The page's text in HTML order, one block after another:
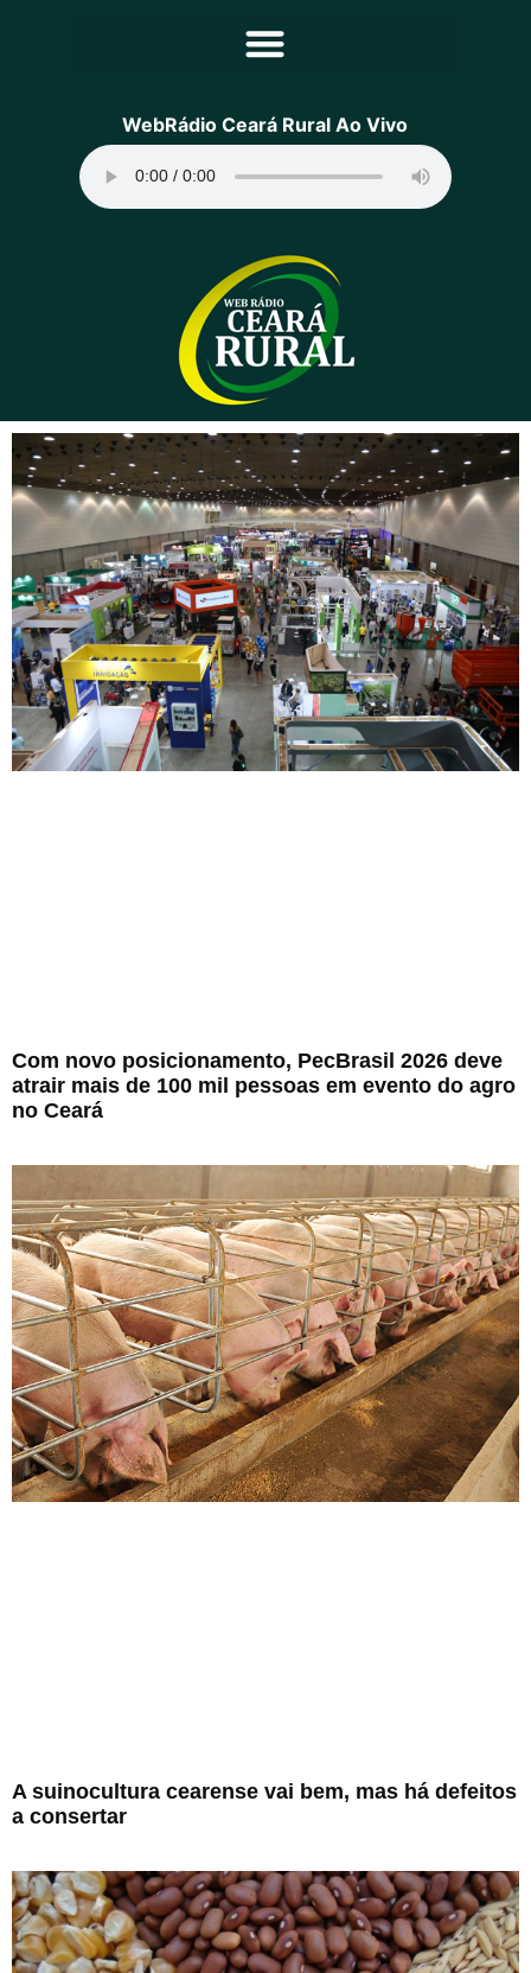
Principal
Programação
Equipe
Contato
Sobre
WebRádio Ceará Rural Ao Vivo
Com novo posicionamento, PecBrasil 2026 deve
atrair mais de 100 mil pessoas em evento do agro
no Ceará
A suinocultura cearense vai bem, mas há defeitos
a consertar